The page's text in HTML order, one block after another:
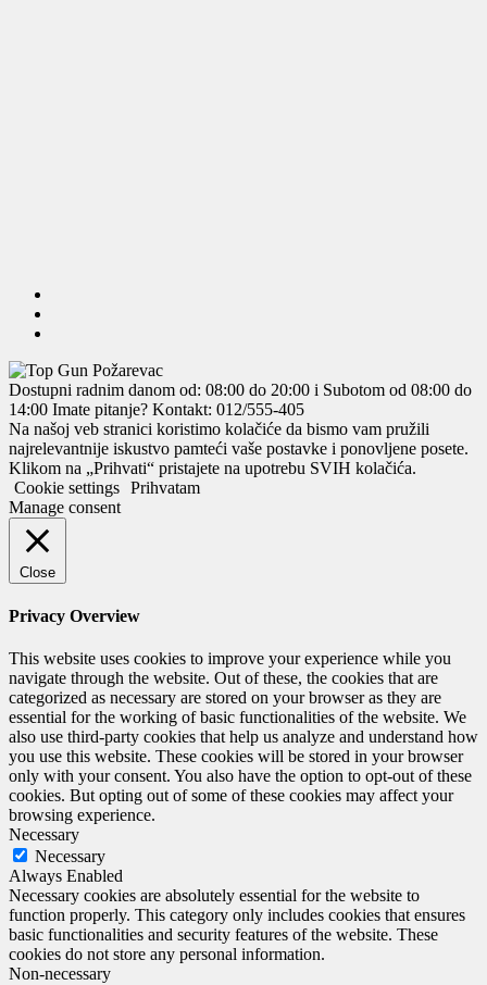
Dostupni radnim danom od: 08:00 do 20:00 i Subotom od 08:00 do
14:00 Imate pitanje? Kontakt: 012/555-405
Na našoj veb stranici koristimo kolačiće da bismo vam pružili
najrelevantnije iskustvo pamteći vaše postavke i ponovljene posete.
Klikom na „Prihvati“ pristajete na upotrebu SVIH kolačića.
Cookie settings Prihvatam
Manage consent
Close
Privacy Overview
This website uses cookies to improve your experience while you
navigate through the website. Out of these, the cookies that are
categorized as necessary are stored on your browser as they are
essential for the working of basic functionalities of the website. We
also use third-party cookies that help us analyze and understand how
you use this website. These cookies will be stored in your browser
only with your consent. You also have the option to opt-out of these
cookies. But opting out of some of these cookies may affect your
browsing experience.
Necessary
Necessary
Always Enabled
Necessary cookies are absolutely essential for the website to
function properly. This category only includes cookies that ensures
basic functionalities and security features of the website. These
cookies do not store any personal information.
Non-necessary